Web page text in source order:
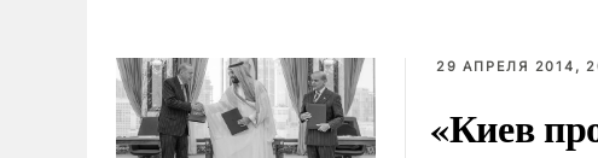
29 АПРЕЛЯ 2014,
«Киев